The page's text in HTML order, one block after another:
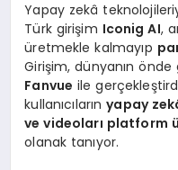
Yapay zekâ
Türk girişim Iconig AI,
üretmekle kalmayıp
Girişim, dünyanın
Fanvue ile
kullanıcılarınyapay
ve videoları platform
olanak tanıyor.